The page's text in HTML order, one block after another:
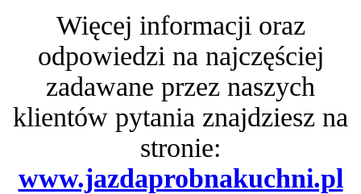
Więcej informacji oraz
odpowiedzi na najczęściej
zadawane przez naszych
klientów pytania znajdziesz na
stronie:
www.jazdaprobnakuchni.pl